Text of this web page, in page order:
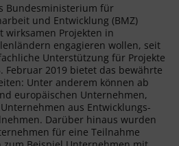
Bundesministerium für
und Entwicklung (BMZ)
wirksamen Projekten in
engagieren wollen, seit
Unterstützung für Projekte
Februar 2019 bietet das bewährte
Unter anderem können ab
europäischen Unternehmen,
aus Entwicklungs-
Darüber hinaus wurden
für eine Teilnahme